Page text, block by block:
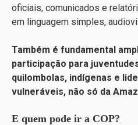
oficiais, comunicados e
em linguagem simples,
Também é fundamental
participação para
quilombolas, indígenas e
vulneráveis, não só da
E quem pode ir a COP?